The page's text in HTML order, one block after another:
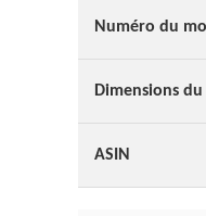
Numéro du
Dimensions
ASIN